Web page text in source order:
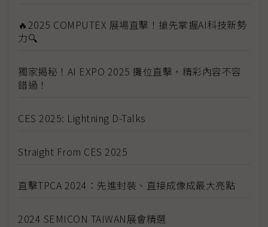
🔥2025 COMPUTEX 展場直擊！搶先掌握AI科技新勢
力🔍
獨家揭秘！AI EXPO 2025 攤位直擊，精彩內容不容
錯過！
CES 2025: Lightning D-Talks
Straight From CES 2025
直擊TPCA 2024：先進封裝、直接成像成最大亮點
2024 SEMICON TAIWAN展會精選